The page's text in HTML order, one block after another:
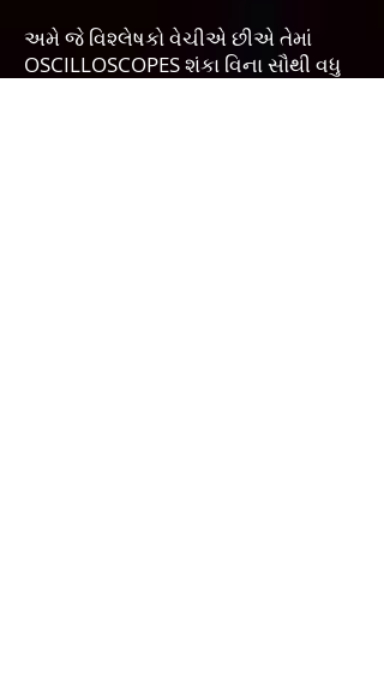
અમે જે વિશ્લેષકો વેચીએ છીએ તેમાં
OSCILLOSCOPES શંકા વિના સૌથી વધુ